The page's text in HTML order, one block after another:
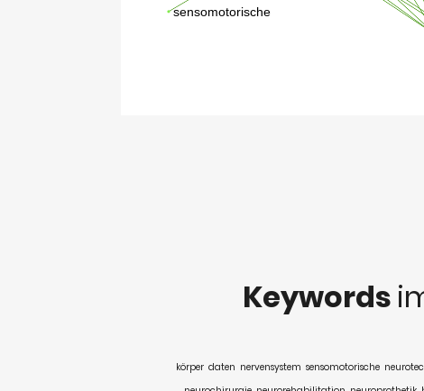
Keywords
körper daten nervensystem sensomotorische